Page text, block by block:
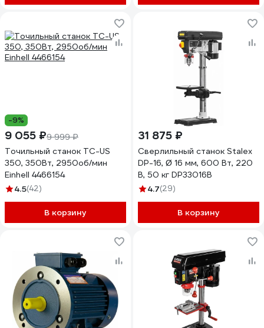
-9%
9 055 ₽9 999 ₽
Точильный станок TC-US
350, 350Вт, 2950об/мин
Einhell 4466154
4.5(42)
В корзину
31 875 ₽
Сверлильный станок Stalex
DP-16, Ø 16 мм, 600 Вт, 220
В, 50 кг DP33016B
4.7(29)
В корзину